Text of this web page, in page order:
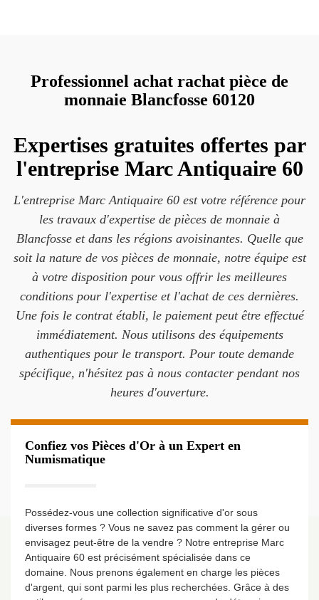
Professionnel achat rachat pièce de
monnaie Blancfosse 60120
Expertises gratuites offertes par
l'entreprise Marc Antiquaire 60
L'entreprise Marc Antiquaire 60 est votre référence pour
les travaux d'expertise de pièces de monnaie à
Blancfosse et dans les régions avoisinantes. Quelle que
soit la nature de vos pièces de monnaie, notre équipe est
à votre disposition pour vous offrir les meilleures
conditions pour l'expertise et l'achat de ces dernières.
Une fois le contrat établi, le paiement peut être effectué
immédiatement. Nous utilisons des équipements
authentiques pour le transport. Pour toute demande
spécifique, n'hésitez pas à nous contacter pendant nos
heures d'ouverture.
Confiez vos Pièces d'Or à un Expert en
Numismatique
Possédez-vous une collection significative d'or sous
diverses formes ? Vous ne savez pas comment la gérer ou
envisagez peut-être de la vendre ? Notre entreprise Marc
Antiquaire 60 est précisément spécialisée dans ce
domaine. Nous prenons également en charge les pièces
d'argent, qui sont parmi les plus recherchées. Grâce à des